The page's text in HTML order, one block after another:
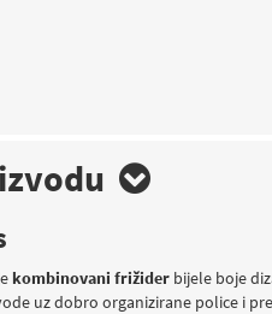
kombinovani frižider bijele boje
uz dobro organizirane police i